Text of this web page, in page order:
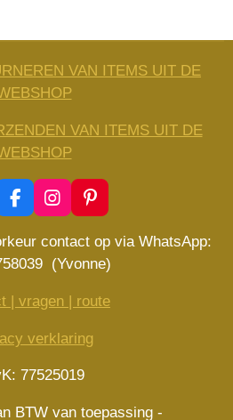
VAN ITEMS UIT DE
VAN ITEMS UIT DE
F
a
c
e
b
o
I
n
s
t
a
r
m
P
i
n
e
e
t
contact op via WhatsApp:
(Yvonne)
| vragen | route
verklaring
77525019
BTW van toepassing -